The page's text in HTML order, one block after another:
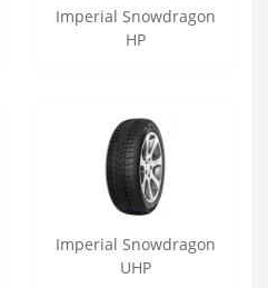
Imperial Snowdragon
HP
Imperial Snowdragon
UHP